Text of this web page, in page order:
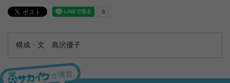
構成・文 島沢優子
が運営